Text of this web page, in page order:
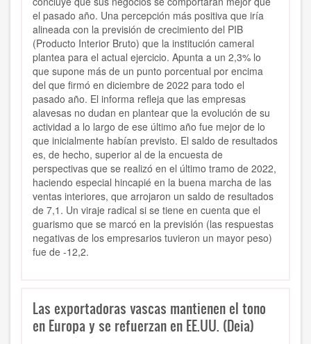
el pasado año. Una percepción más positiva que iría
alineada con la previsión de crecimiento del PIB
(Producto Interior Bruto) que la institución cameral
plantea para el actual ejercicio. Apunta a un 2,3% lo
que supone más de un punto porcentual por encima
del que firmó en diciembre de 2022 para todo el
pasado año. El informa refleja que las empresas
alavesas no dudan en plantear que la evolución de su
actividad a lo largo de ese último año fue mejor de lo
que inicialmente habían previsto. El saldo de resultados
es, de hecho, superior al de la encuesta de
perspectivas que se realizó en el último tramo de 2022,
haciendo especial hincapié en la buena marcha de las
ventas interiores, que arrojaron un saldo de resultados
de 7,1. Un viraje radical si se tiene en cuenta que el
guarismo que se marcó en la previsión (las respuestas
negativas de los empresarios tuvieron un mayor peso)
fue de -12,2.
Las exportadoras vascas mantienen el tono
en Europa y se refuerzan en EE.UU. (Deia)